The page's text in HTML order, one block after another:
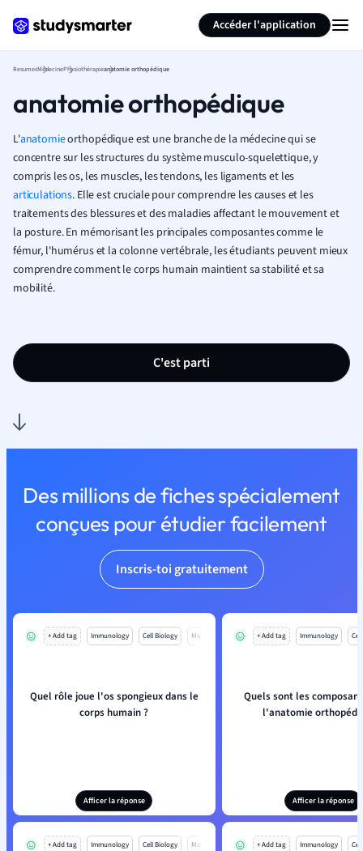
Accéder l'application
ResumesMédecinePhysiothérapieanatomie orthopédique
anatomie orthopédique
L'anatomieorthopédique est une branche de la médecine qui se
concentre sur les structures du système musculo-squelettique, y
compris les os, les muscles, les tendons, les ligaments et les
articulations. Elle est cruciale pour comprendre les causes et les
traitements des blessures et des maladies affectant le mouvement et
la posture. En mémorisant les principales composantes comme le
fémur, l'humérus et la colonne vertébrale, les étudiants peuvent mieux
comprendre comment le corps humain maintient sa stabilité et sa
mobilité.
C'est parti
Des millions de fiches spécialement
conçues pour étudier facilement
Inscris-toi gratuitement
+ Add tag Immunology Cell Biology Mo
Quel rôle joue l'os spongieux dans le
corps humain ?
Afficer la réponse
+ Add tag Immunology
Quels sont les
l'anatomie
Afficer la réponse
+ Add tag Immunology Cell Biology Mo + Add tag Immunology
Résumer la page